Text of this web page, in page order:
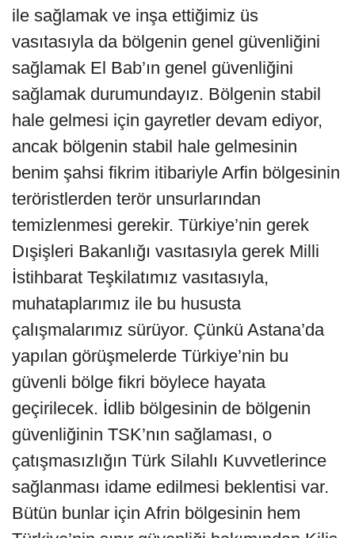
ile sağlamak ve inşa ettiğimiz üs
vasıtasıyla da bölgenin genel güvenliğini
sağlamak El Bab’ın genel güvenliğini
sağlamak durumundayız. Bölgenin stabil
hale gelmesi için gayretler devam ediyor,
ancak bölgenin stabil hale gelmesinin
benim şahsi fikrim itibariyle Arfin bölgesinin
teröristlerden terör unsurlarından
temizlenmesi gerekir. Türkiye’nin gerek
Dışişleri Bakanlığı vasıtasıyla gerek Milli
İstihbarat Teşkilatımız vasıtasıyla,
muhataplarımız ile bu hususta
çalışmalarımız sürüyor. Çünkü Astana’da
yapılan görüşmelerde Türkiye’nin bu
güvenli bölge fikri böylece hayata
geçirilecek. İdlib bölgesinin de bölgenin
güvenliğinin TSK’nın sağlaması, o
çatışmasızlığın Türk Silahlı Kuvvetlerince
sağlanması idame edilmesi beklentisi var.
Bütün bunlar için Afrin bölgesinin hem